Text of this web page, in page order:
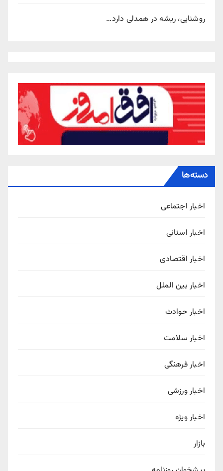
روشنایی، ریشه در همدلی دارد…
دسته‌ها
اخبار اجتماعی
اخبار استانی
اخبار اقتصادی
اخبار بین الملل
اخبار حوادث
اخبار سلامت
اخبار فرهنگی
اخبار ورزشی
اخبار ویژه
بازار